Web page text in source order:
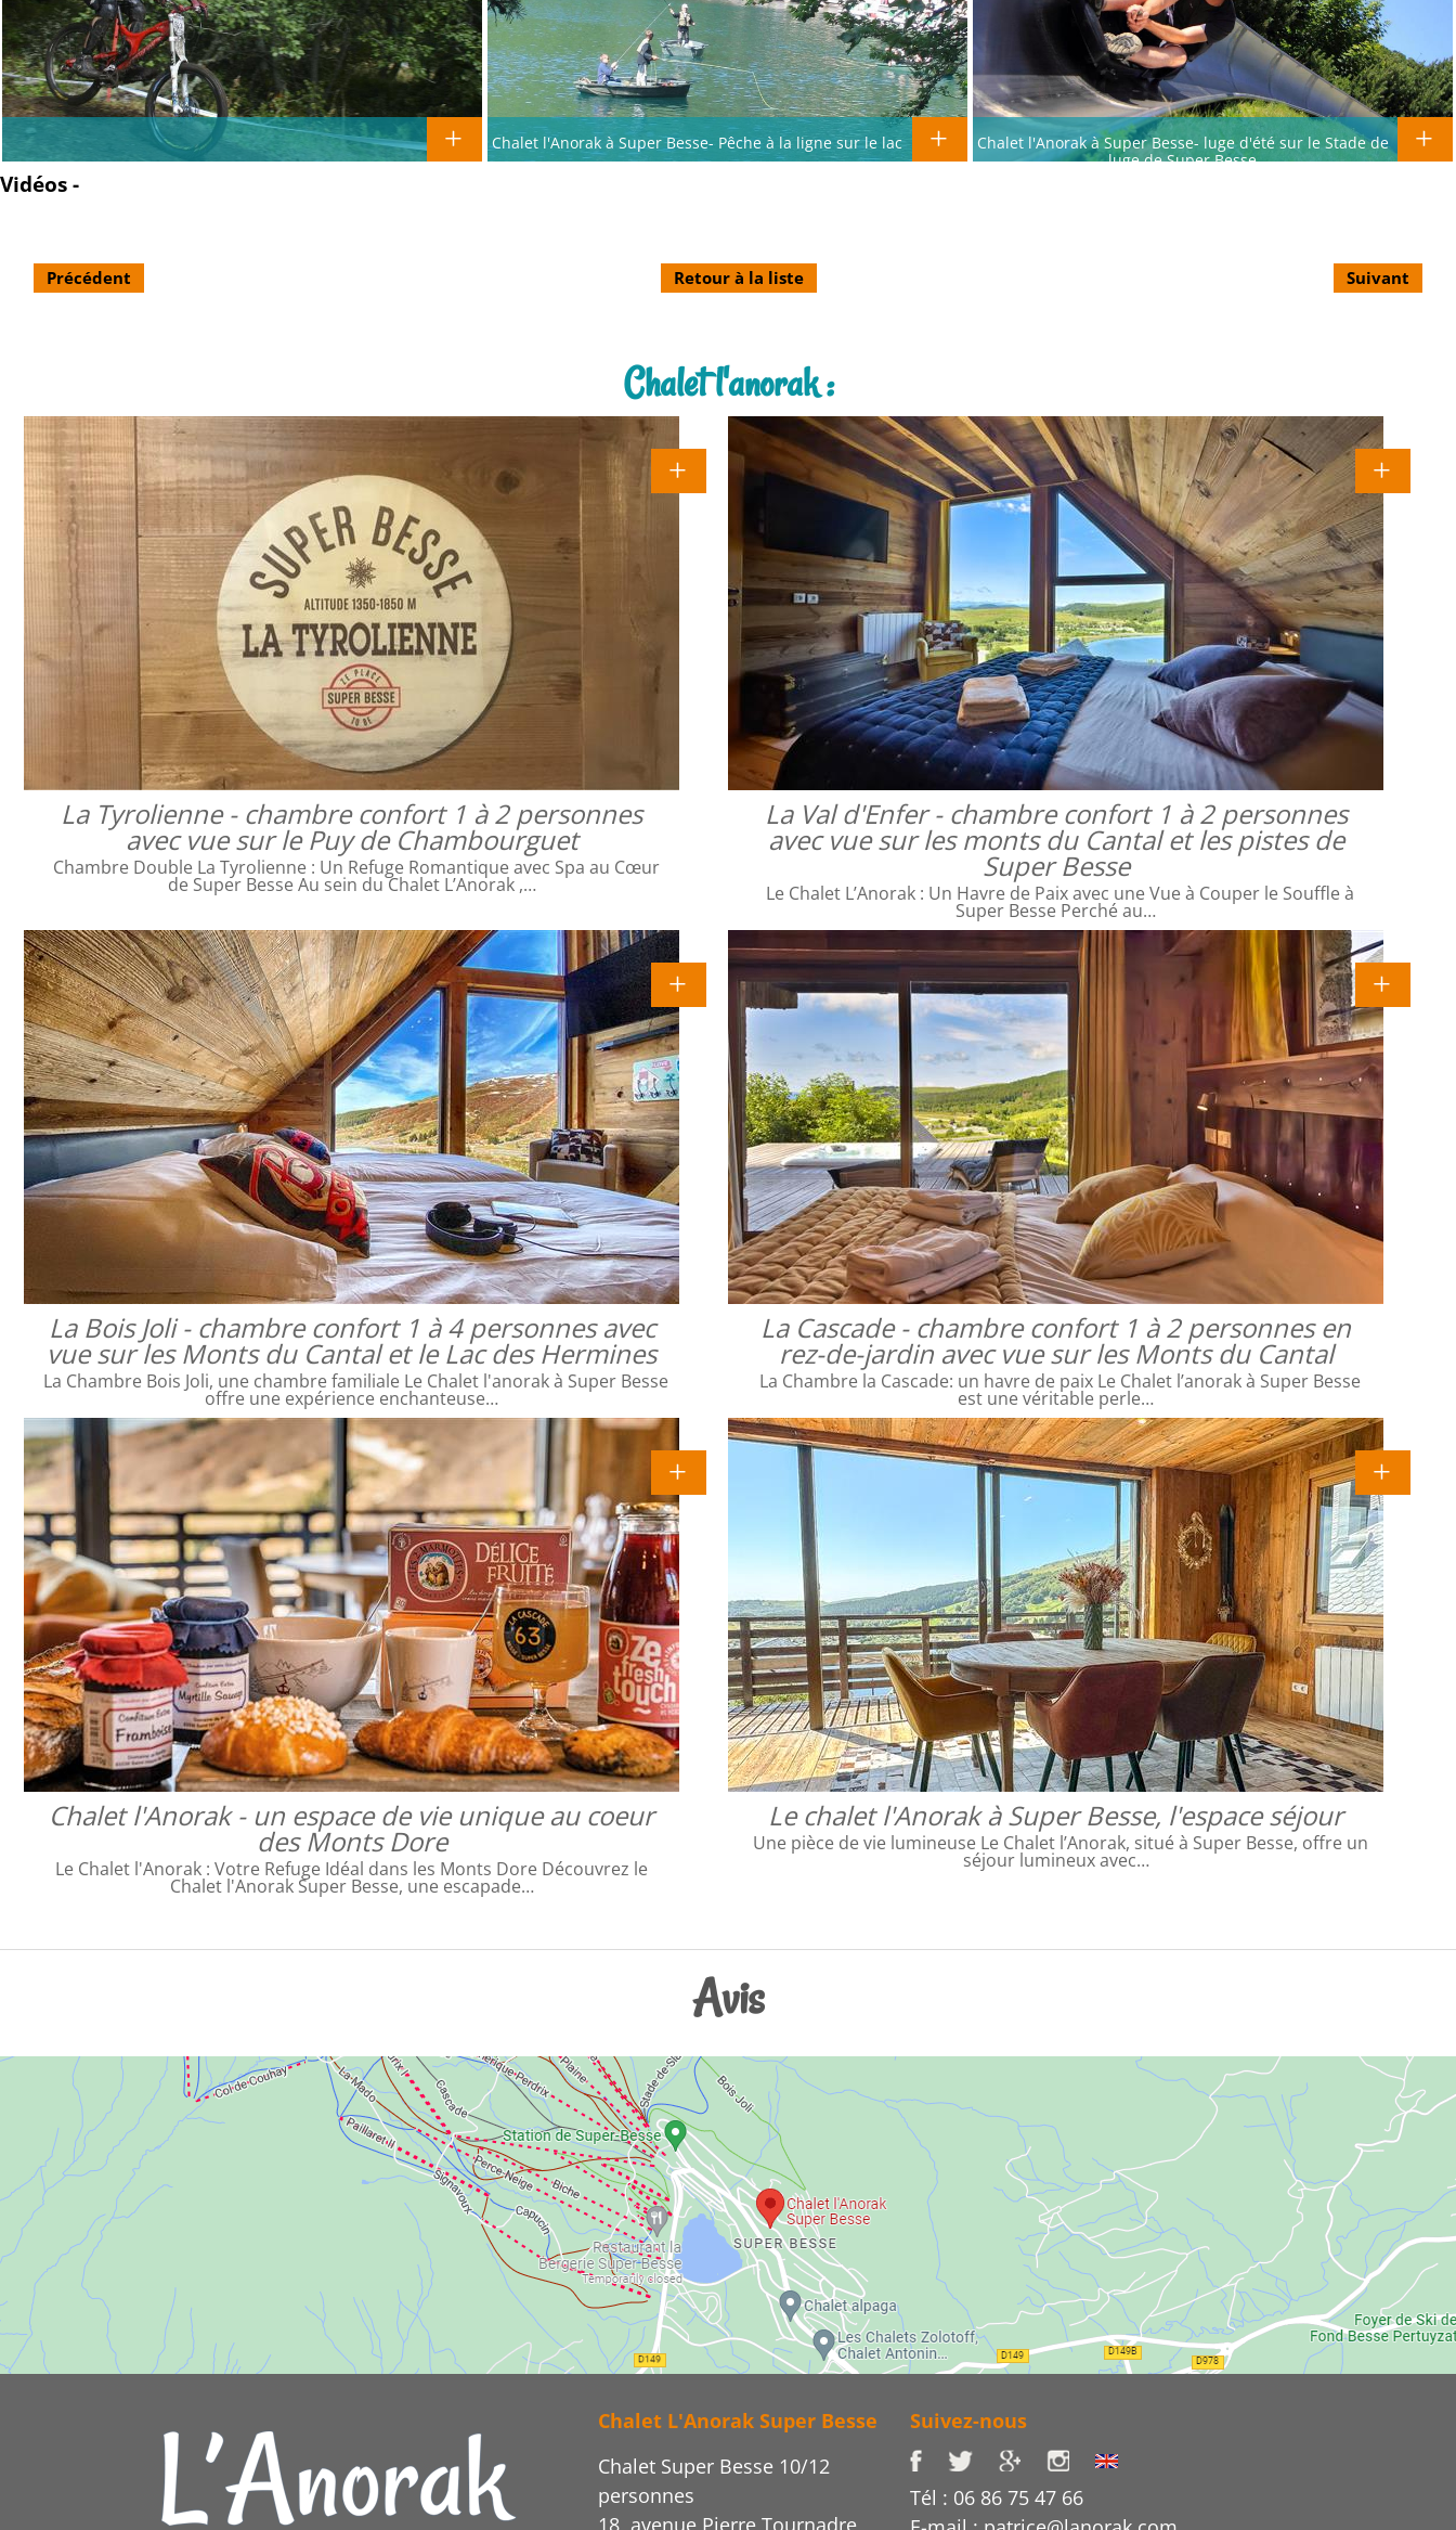
Chalet l'Anorak à Super Besse- Pêche à la ligne sur le lac
Chalet l'Anorak à Super Besse- luge d'été sur le Stade de
luge de Super Besse
Vidéos -
Précédent Retour à la liste Suivant
Chalet l'anorak :
La Tyrolienne - chambre confort 1 à 2 personnes
avec vue sur le Puy de Chambourguet
Chambre Double La Tyrolienne : Un Refuge Romantique avec Spa au Cœur
de Super Besse Au sein du Chalet L’Anorak ,…
La Val d'Enfer - chambre confort 1 à 2 personnes
avec vue sur les monts du Cantal et les pistes de
Super Besse
Le Chalet L’Anorak : Un Havre de Paix avec une Vue à Couper le Souffle à
Super Besse Perché au…
La Bois Joli - chambre confort 1 à 4 personnes avec
vue sur les Monts du Cantal et le Lac des Hermines
La Chambre Bois Joli, une chambre familiale Le Chalet l'anorak à Super Besse
offre une expérience enchanteuse…
La Cascade - chambre confort 1 à 2 personnes en
rez-de-jardin avec vue sur les Monts du Cantal
La Chambre la Cascade: un havre de paix Le Chalet l’anorak à Super Besse
est une véritable perle…
Chalet l'Anorak - un espace de vie unique au coeur
des Monts Dore
Le Chalet l'Anorak : Votre Refuge Idéal dans les Monts Dore Découvrez le
Chalet l'Anorak Super Besse, une escapade…
Le chalet l'Anorak à Super Besse, l'espace séjour
Une pièce de vie lumineuse Le Chalet l’Anorak, situé à Super Besse, offre un
séjour lumineux avec…
Avis
Chalet L'Anorak Super Besse
Chalet Super Besse 10/12
personnes
18, avenue Pierre Tournadre
Suivez-nous
Tél : 06 86 75 47 66